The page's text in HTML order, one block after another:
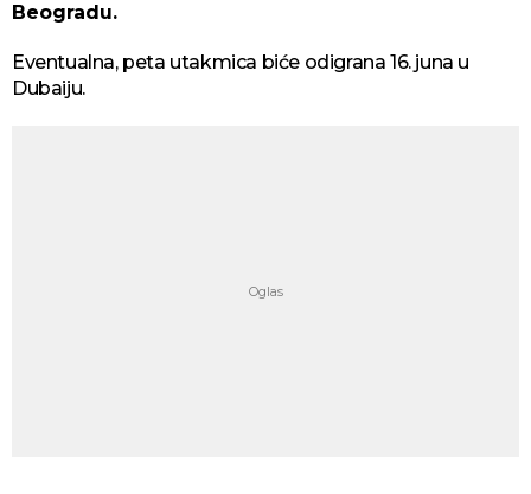
Beogradu.
Eventualna, peta utakmica biće odigrana 16. juna u
Dubaiju.